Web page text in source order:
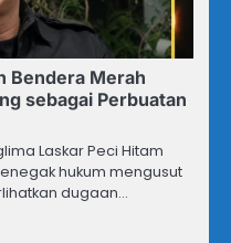
Bendera Merah
sebagai Perbuatan
Laskar Peci Hitam
hukum mengusut
dugaan…